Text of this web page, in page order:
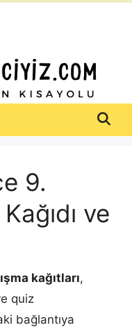
9.
ve
kağıtları,
quiz
bağlantıya